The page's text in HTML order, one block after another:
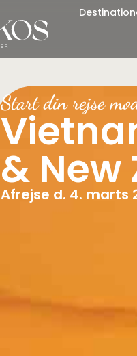
Start din rejse
&
Afrejse d. 4. marts